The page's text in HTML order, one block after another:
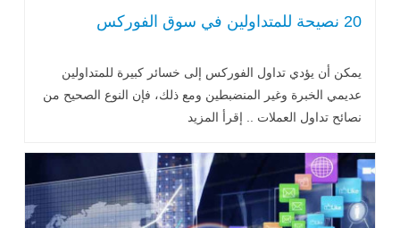
20 نصيحة للمتداولين في سوق الفوركس
يمكن أن يؤدي تداول الفوركس إلى خسائر كبيرة للمتداولين
عديمي الخبرة وغير المنضبطين ومع ذلك، فإن النوع الصحيح من
نصائح تداول العملات .. إقرأ المزيد